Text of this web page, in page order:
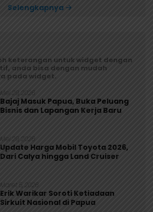
Selengkapnya
keterangan untuk widget dengan
anda bisa dengan mudah
pada widget.
Mei 29, 2026
Bajaj Masuk Papua, Buka Peluang
Bisnis dan Lapangan Kerja Baru
Mei 29, 2026
Update Harga Mobil Toyota 2026,
Dari Calya hingga Land Cruiser
Maret 5, 2026
Erik Warikar Soroti Ketiadaan
Sirkuit Nasional di Papua